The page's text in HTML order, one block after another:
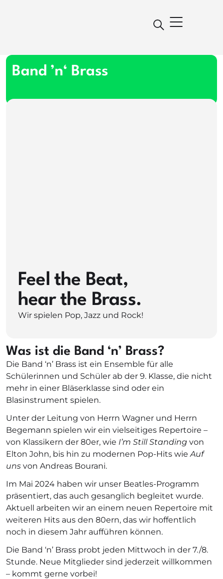
Band ’n‘ Brass
Feel the Beat,
hear the Brass.
Wir spielen Pop, Jazz und Rock!
Was ist die Band ‘n’ Brass?
Die Band ‘n’ Brass ist ein Ensemble für alle
Schülerinnen und Schüler ab der 9. Klasse, die nicht
mehr in einer Bläserklasse sind oder ein
Blasinstrument spielen.
Unter der Leitung von Herrn Wagner und Herrn
Begemann spielen wir ein vielseitiges Repertoire –
von Klassikern der 80er, wie I’m Still Standing von
Elton John, bis hin zu modernen Pop-Hits wieAuf
uns von Andreas Bourani.
Im Mai 2024 haben wir unser Beatles-Programm
präsentiert, das auch gesanglich begleitet wurde.
Aktuell arbeiten wir an einem neuen Repertoire mit
weiteren Hits aus den 80ern, das wir hoffentlich
noch in diesem Jahr aufführen können.
Die Band ‘n’ Brass probt jeden Mittwoch in der 7./8.
Stunde. Neue Mitglieder sind jederzeit willkommen
– kommt gerne vorbei!